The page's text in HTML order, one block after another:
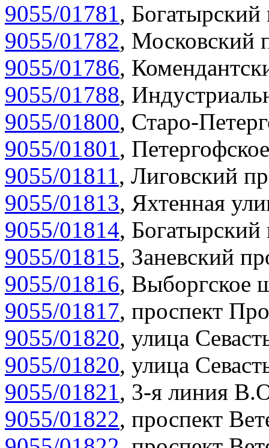
9055/01781, Богатырский
9055/01782, Московский
9055/01786,
9055/01788,
9055/01800, Старо-
9055/01801,
9055/01811, Лиговский
9055/01813, Яхтенная
9055/01814, Богатырский
9055/01815, Заневский
9055/01816, Выборгское
9055/01817, проспект
9055/01820, улица
9055/01820, улица
9055/01821, 3-я линия
9055/01822, проспект